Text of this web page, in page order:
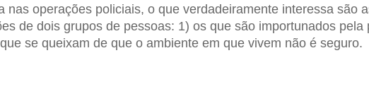
nas operações policiais, o que verdadeiramente interessa são
de dois grupos de pessoas: 1) os que são importunados pela
se queixam de que o ambiente em que vivem não é seguro.